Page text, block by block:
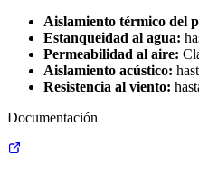
Aislamiento térmico del
Estanqueidad al agua:
Permeabilidad al aire:
Aislamiento acústico:
Resistencia al viento:
Documentación